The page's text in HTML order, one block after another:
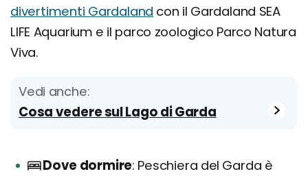
divertimenti Gardaland con il Gardaland SEA
LIFE Aquarium e il parco zoologico Parco Natura
Viva.
Vedi anche:
Cosa vedere sul Lago di Garda
Dove dormire Peschiera del Garda è